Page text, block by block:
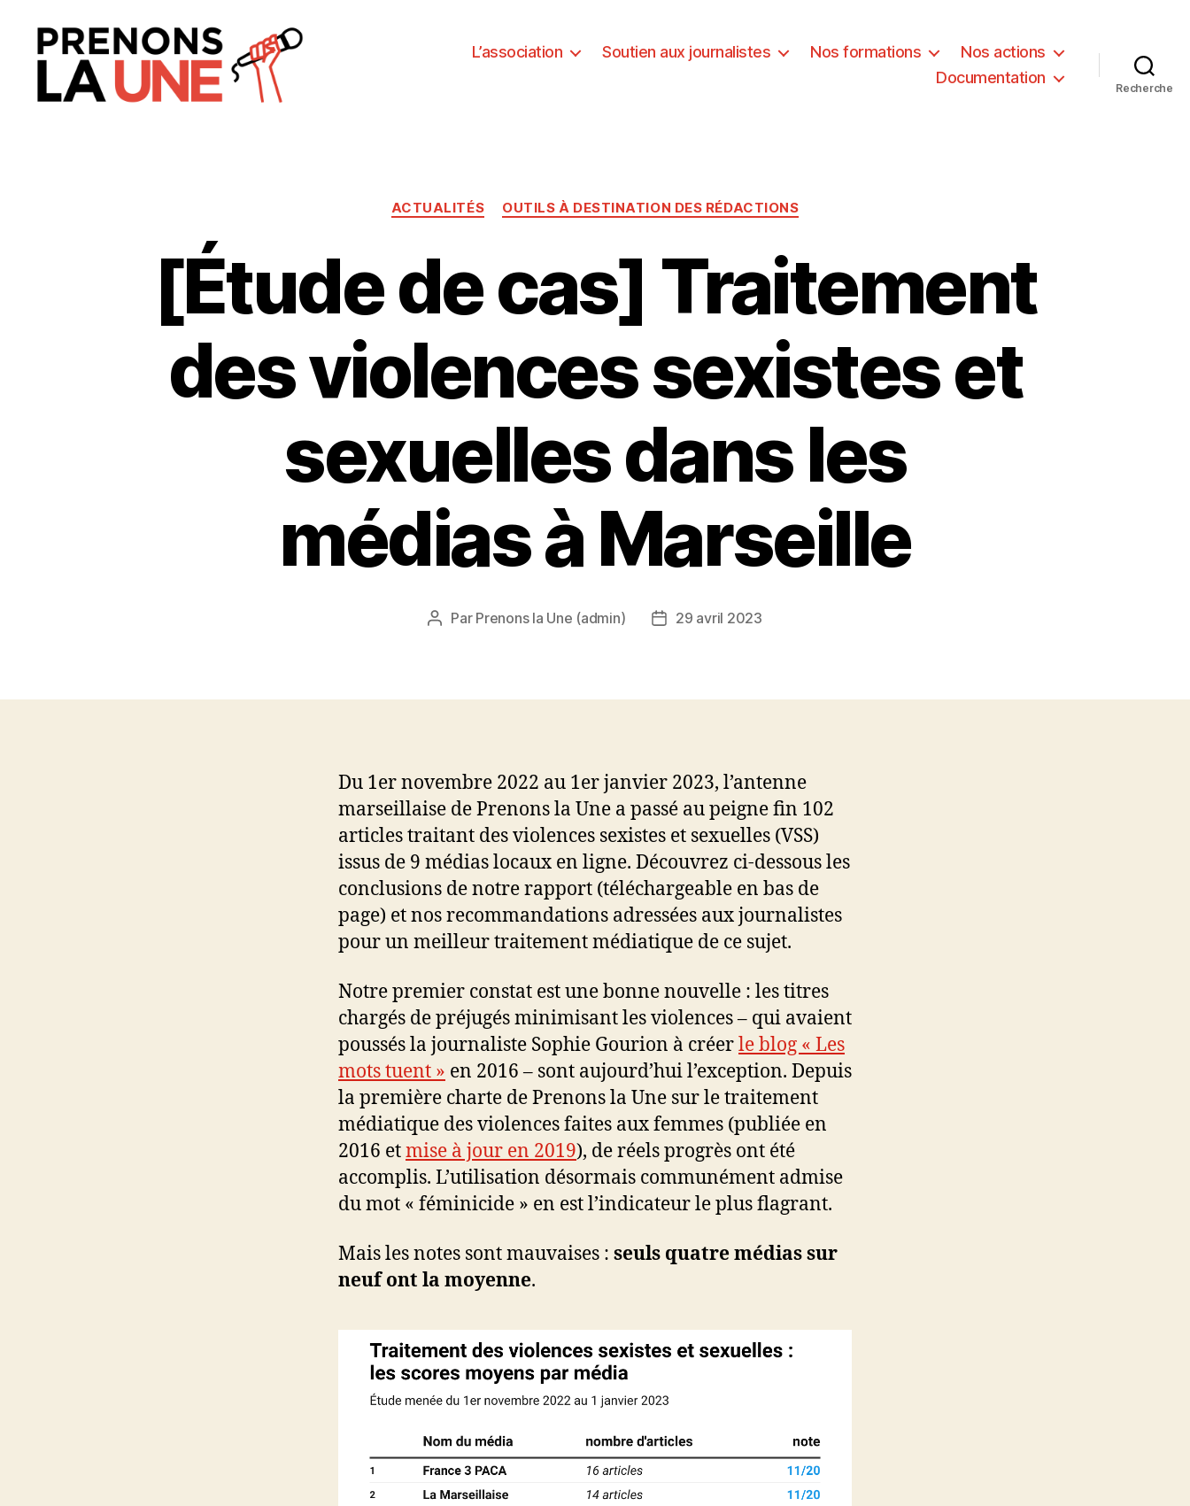
L’association Soutien aux journalistes Nos formations
Nos actions
Documentation
Recherche
Catégories
ACTUALITÉS OUTILS À DESTINATION DES RÉDACTIONS
[Étude de cas] Traitement
des violences sexistes et
sexuelles dans les
médias à Marseille
Auteur
Par Prenons la Une (admin)
Date29 avril 2023
Du 1er novembre 2022 au 1er janvier 2023, l’antenne
marseillaise de Prenons la Une a passé au peigne fin 102
articles traitant des violences sexistes et sexuelles (VSS)
issus de 9 médias locaux en ligne. Découvrez ci-dessous les
conclusions de notre rapport (téléchargeable en bas de
page) et nos recommandations adressées aux journalistes
pour un meilleur traitement médiatique de ce sujet.
Notre premier constat est une bonne nouvelle : les titres
chargés de préjugés minimisant les violences – qui avaient
poussés la journaliste Sophie Gourion à créerle blog « Les
mots tuent » en 2016 – sont aujourd’hui l’exception. Depuis
la première charte de Prenons la Une sur le traitement
médiatique des violences faites aux femmes (publiée en
2016 etmise à jour en 2019), de réels progrès ont été
accomplis. L’utilisation désormais communément admise
du mot « féminicide » en est l’indicateur le plus flagrant.
Mais les notes sont mauvaises : seuls quatre médias sur
neuf ont la moyenne.